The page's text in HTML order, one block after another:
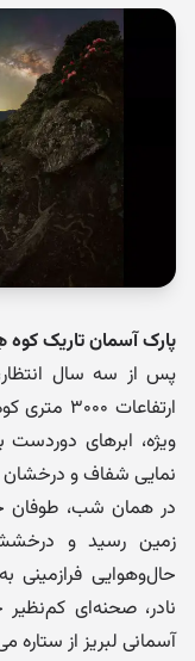
پارک آسمان تاریک کوه
پس از سه سال
ویژه، ابرهای
نمایی شفاف و درخشان
زمین رسید و
حال‌وهوایی
نادر، صحنه‌ای کم‌نظیر
آسمانی لبریز از ستاره